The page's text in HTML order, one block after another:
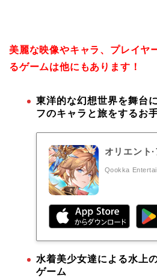
美麗な映像やキャラ、プレイヤ
るゲームは他にもあります！
東洋的な幻想世界を舞台
フのキャラと旅をするお
オリエント
Qookka
水着美少女達による水上
ゲーム